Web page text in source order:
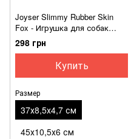
Joyser Slimmy Rubber Skin
Fox - Игрушка для собак
тощий лис
298 грн
Купить
Размер
37х8,5х4,7 см
45х10,5х6 см